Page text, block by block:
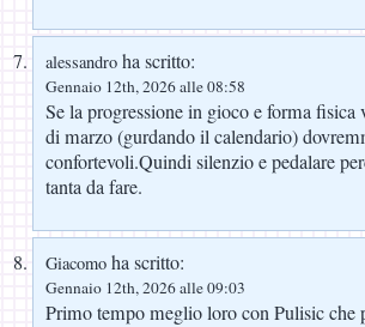
alessandro ha scritto:
Gennaio 12th, 2026 alle 08:58
Se la progressione in gioco e forma fisica
di marzo (gurdando il calendario)
confortevoli.Quindi silenzio e pedalare
tanta da fare.
Giacomo ha scritto:
Gennaio 12th, 2026 alle 09:03
Primo tempo meglio loro con Pulisic